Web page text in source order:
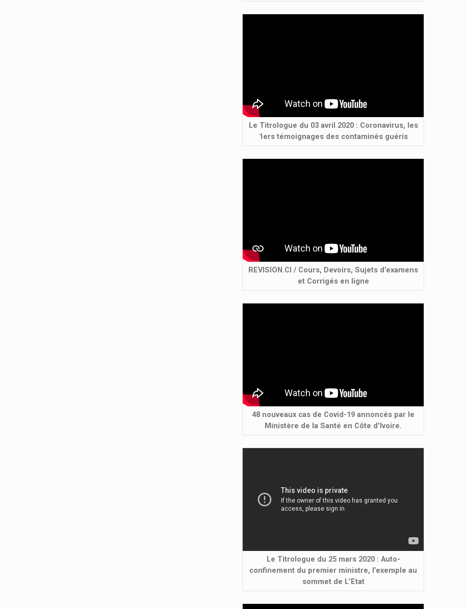
Le Titrologue du 03 avril 2020 : Coronavirus, les
1ers témoignages des contaminés guéris
REVISION.CI / Cours, Devoirs, Sujets d’examens
et Corrigés en ligne
48 nouveaux cas de Covid-19 annoncés par le
Ministère de la Santé en Côte d'Ivoire.
Le Titrologue du 25 mars 2020 : Auto-
confinement du premier ministre, l’exemple au
sommet de L’Etat